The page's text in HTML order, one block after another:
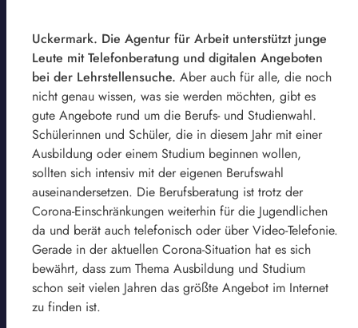
Uckermark. Die Agentur für Arbeit unterstützt junge
Leute mit Telefonberatung und digitalen Angeboten
bei der Lehrstellensuche. Aber auch für alle, die noch
nicht genau wissen, was sie werden möchten, gibt es
gute Angebote rund um die Berufs- und Studienwahl.
Schülerinnen und Schüler, die in diesem Jahr mit einer
Ausbildung oder einem Studium beginnen wollen,
sollten sich intensiv mit der eigenen Berufswahl
auseinandersetzen. Die Berufsberatung ist trotz der
Corona-Einschränkungen weiterhin für die Jugendlichen
da und berät auch telefonisch oder über Video-Telefonie.
Gerade in der aktuellen Corona-Situation hat es sich
bewährt, dass zum Thema Ausbildung und Studium
schon seit vielen Jahren das größte Angebot im Internet
zu finden ist.